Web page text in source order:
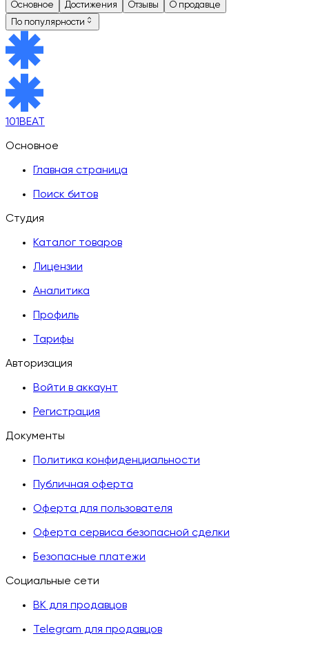
Основное Достижения Отзывы
О продавце
По популярности
101BEAT
Основное
Главная страница
Поиск битов
Студия
Каталог товаров
Лицензии
Аналитика
Профиль
Тарифы
Авторизация
Войти в аккаунт
Регистрация
Документы
Политика конфиденциальности
Публичная оферта
Оферта для пользователя
Оферта сервиса безопасной сделки
Безопасные платежи
Социальные сети
ВК для продавцов
Telegram для продавцов